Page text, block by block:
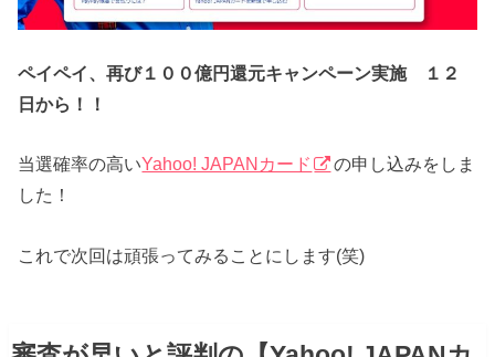
ペイペイ、再び１００億円還元キャンペーン実施 １２
日から！！
当選確率の高いYahoo! JAPANカード
の申し込みをしま
した！
これで次回は頑張ってみることにします(笑)